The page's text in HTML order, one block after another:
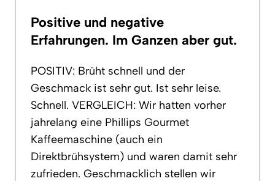
Positive und negative
Erfahrungen. Im Ganzen aber gut.
POSITIV: Brüht schnell und der
Geschmack ist sehr gut. Ist sehr leise.
Schnell. VERGLEICH: Wir hatten vorher
jahrelang eine Phillips Gourmet
Kaffeemaschine (auch ein
Direktbrühsystem) und waren damit sehr
zufrieden. Geschmacklich stellen wir